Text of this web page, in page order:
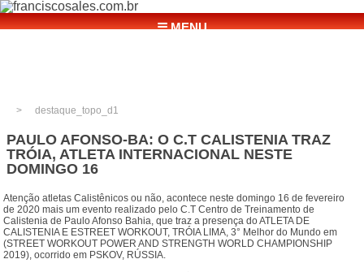
☰ MENU
destaque_topo_d1
PAULO AFONSO-BA: O C.T CALISTENIA TRAZ
TRÓIA, ATLETA INTERNACIONAL NESTE
DOMINGO 16
Atenção atletas Calistênicos ou não, acontece neste domingo 16 de fevereiro
de 2020 mais um evento realizado pelo C.T Centro de Treinamento de
Calistenia de Paulo Afonso Bahia, que traz a presença do ATLETA DE
CALISTENIA E ESTREET WORKOUT, TRÓIA LIMA, 3° Melhor do Mundo em
(STREET WORKOUT POWER AND STRENGTH WORLD CHAMPIONSHIP
2019), ocorrido em PSKOV, RÚSSIA.